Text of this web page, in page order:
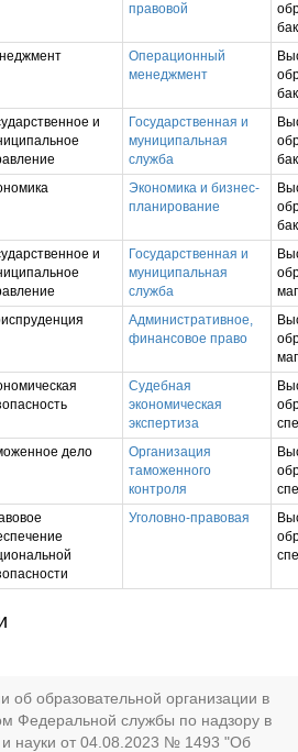
правовой
Операционный
менеджмент
и
Государственная и
муниципальная
служба
Экономика и бизнес-
планирование
и
Государственная и
муниципальная
служба
Административное,
финансовое право
Судебная
экономическая
экспертиза
дело
Организация
таможенного
контроля
Уголовно-правовая
об образовательной организации в
Федеральной службы по надзору в
науки от 04.08.2023 № 1493 "Об